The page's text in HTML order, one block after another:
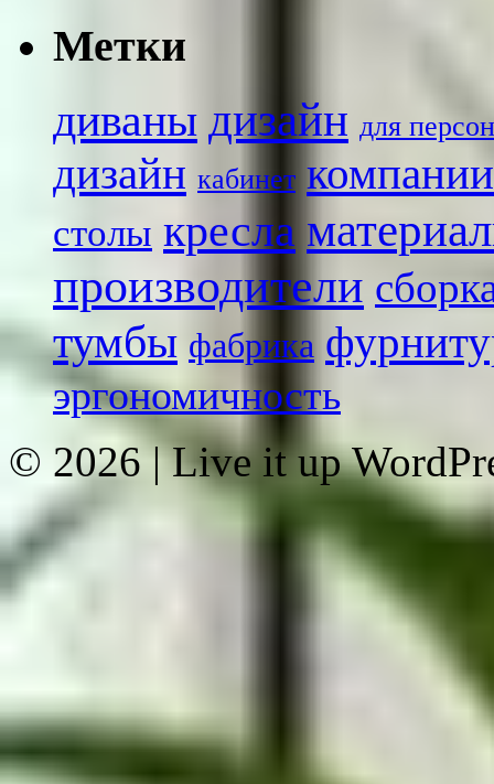
Метки
диваны дизайн для
дизайн кабинет компании
столы кресла
производители
тумбы фабрика
эргономичность
© 2026|Live it up